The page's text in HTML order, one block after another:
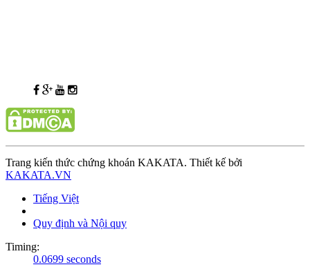
Trang kiến thức chứng khoán KAKATA. Thiết kế bởi
KAKATA.VN
Tiếng Việt
Quy định và Nội quy
Timing:
0.0699 seconds